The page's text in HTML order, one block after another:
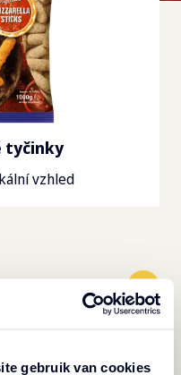
gebruik van cookies
tyčinky
vzhled